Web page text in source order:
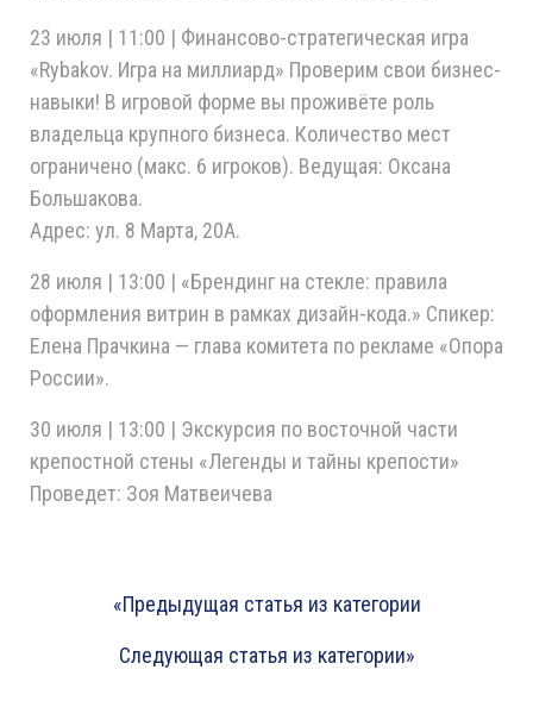
23 июля | 11:00 | Финансово-стратегическая игра
«Rybakov. Игра на миллиард» Проверим свои бизнес-
навыки! В игровой форме вы проживёте роль
владельца крупного бизнеса. Количество мест
ограничено (макс. 6 игроков). Ведущая: Оксана
Большакова.
Адрес: ул. 8 Марта, 20А.
28 июля | 13:00 | «Брендинг на стекле: правила
оформления витрин в рамках дизайн-кода.» Спикер:
Елена Прачкина — глава комитета по рекламе «Опора
России».
30 июля | 13:00 | Экскурсия по восточной части
крепостной стены «Легенды и тайны крепости»
Проведет: Зоя Матвеичева
«Предыдущая статья из категории
Следующая статья из категории»